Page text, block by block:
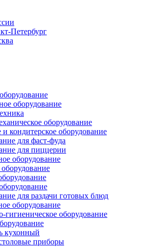
Петербург
оборудование
оборудование
и кондитерское оборудование
для фаст-фуда
для пиццерии
оборудование
для раздачи готовых блюд
оборудование
гигиеническое оборудование
кухонный
приборы